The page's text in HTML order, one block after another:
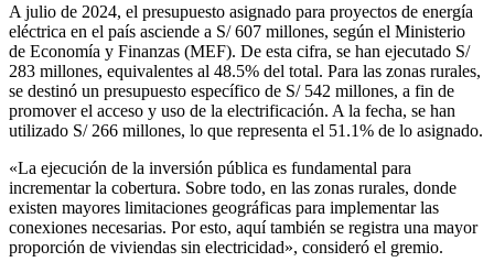
A julio de 2024, el presupuesto asignado para proyectos de energía
eléctrica en el país asciende a S/ 607 millones, según el Ministerio
de Economía y Finanzas (MEF). De esta cifra, se han ejecutado S/
283 millones, equivalentes al 48.5% del total. Para las zonas rurales,
se destinó un presupuesto específico de S/ 542 millones, a fin de
promover el acceso y uso de la electrificación. A la fecha, se han
utilizado S/ 266 millones, lo que representa el 51.1% de lo asignado.
«La ejecución de la inversión pública es fundamental para
incrementar la cobertura. Sobre todo, en las zonas rurales, donde
existen mayores limitaciones geográficas para implementar las
conexiones necesarias. Por esto, aquí también se registra una mayor
proporción de viviendas sin electricidad», consideró el gremio.